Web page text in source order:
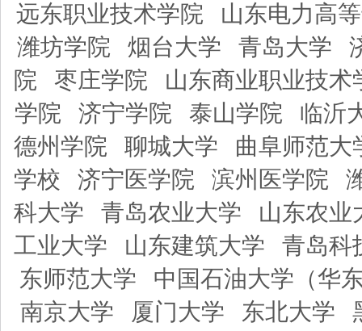
远东职业技术学院
山东电力高
潍坊学院
烟台大学 青岛大学
院
枣庄学院
山东商业职业技术
学院
济宁学院 泰山学院
临沂
德州学院
聊城大学
曲阜师范大
学校
济宁医学院 滨州医学院
科大学
青岛农业大学
山东农业
工业大学
山东建筑大学
青岛科
东师范大学
中国石油大学（华
南京大学
厦门大学 东北大学